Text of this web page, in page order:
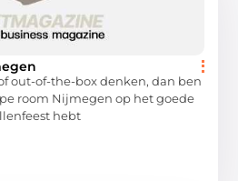
out-of-the-box denken, dan ben
room Nijmegen op het goede
hebt